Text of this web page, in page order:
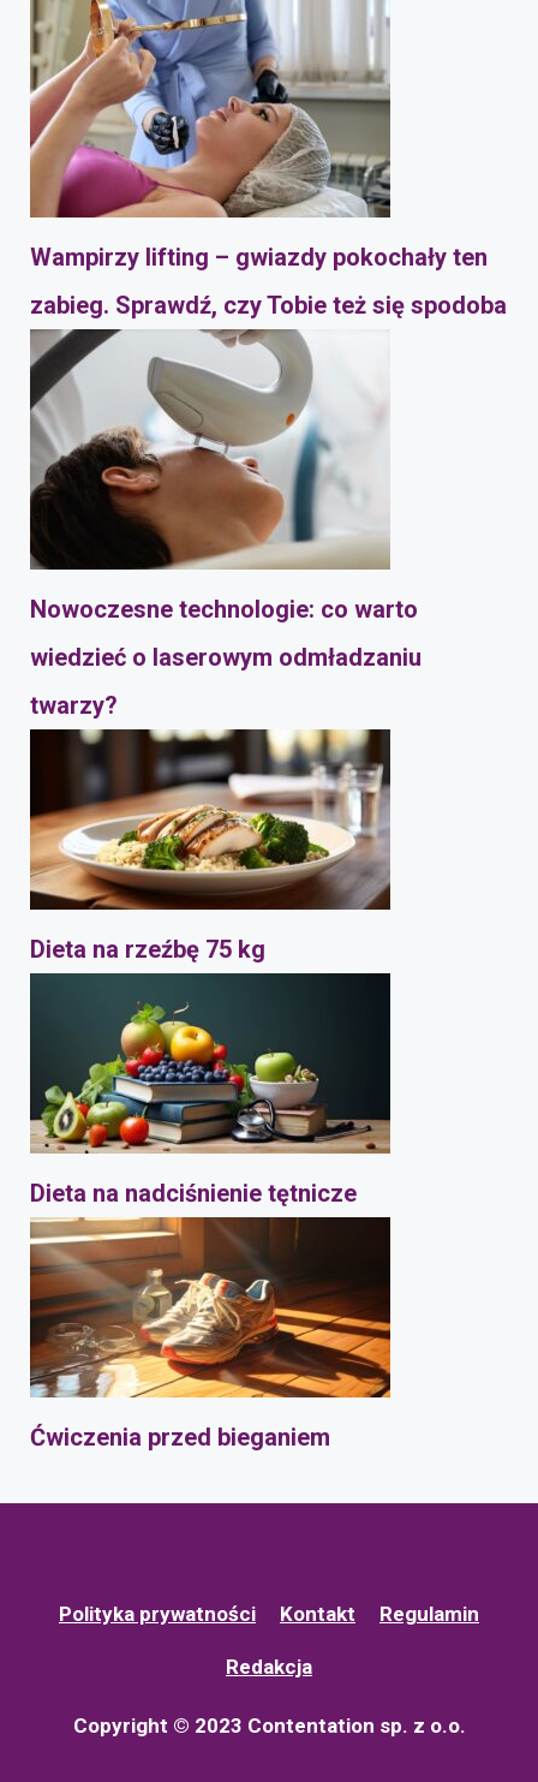
Wampirzy lifting – gwiazdy pokochały ten
zabieg. Sprawdź, czy Tobie też się spodoba
Nowoczesne technologie: co warto
wiedzieć o laserowym odmładzaniu
twarzy?
Dieta na rzeźbę 75 kg
Dieta na nadciśnienie tętnicze
Ćwiczenia przed bieganiem
Polityka prywatności Kontakt Regulamin
Redakcja
Copyright © 2023 Contentation sp. z o.o.